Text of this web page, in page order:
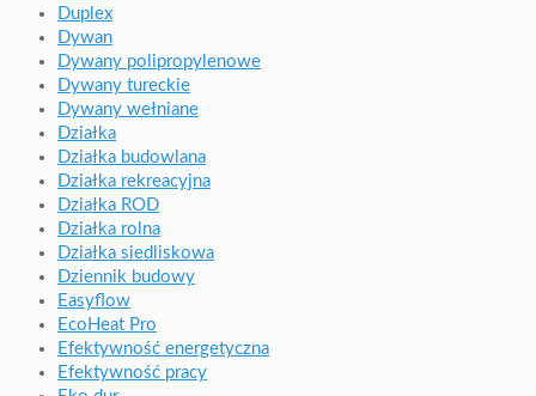
Duplex
Dywan
Dywany polipropylenowe
Dywany tureckie
Dywany wełniane
Działka
Działka budowlana
Działka rekreacyjna
Działka ROD
Działka rolna
Działka siedliskowa
Dziennik budowy
Easyflow
EcoHeat Pro
Efektywność energetyczna
Efektywność pracy